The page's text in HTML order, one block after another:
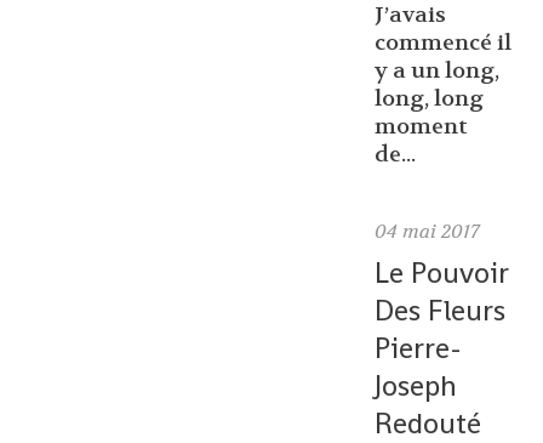
J’avais
commencé il
y a un long,
long, long
moment
de...
04 mai 2017
Le Pouvoir
Des Fleurs
Pierre-
Joseph
Redouté